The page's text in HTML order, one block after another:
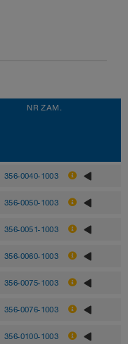
NR ZAM.
356-0040-1003
356-0050-1003
356-0051-1003
356-0060-1003
356-0075-1003
356-0076-1003
356-0100-1003